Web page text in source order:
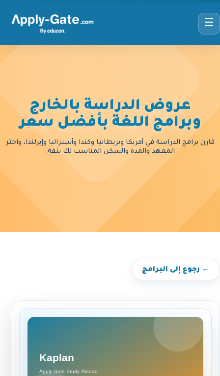
☰
عروض الدراسة بالخارج
وبرامج اللغة بأفضل سعر
قارن برامج الدراسة في أمريكا وبريطانيا وكندا وأستراليا وإيرلندا، واختر
المعهد والمدة والسكن المناسب لك بثقة.
← رجوع إلى البرامج